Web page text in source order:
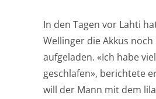
In den Tagen vor Lahti
Wellinger die Akkus noch
aufgeladen. «Ich habe viel
geschlafen», berichtete
will der Mann mit dem